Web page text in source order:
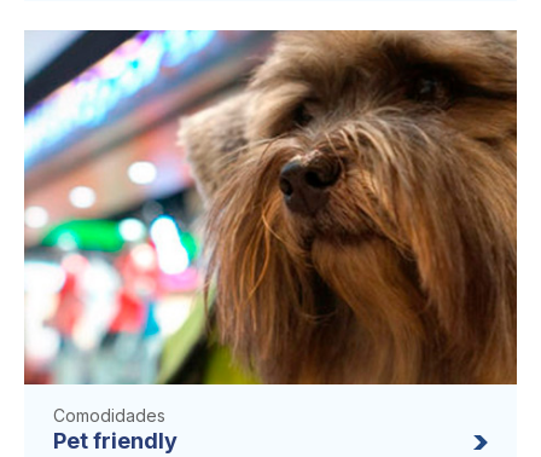
Comodidades
Pet friendly